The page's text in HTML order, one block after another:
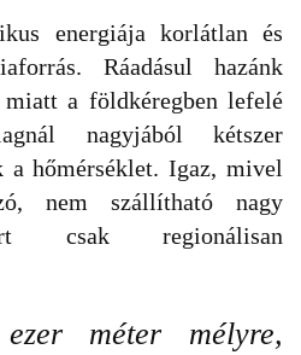
energiája korlátlan és
Ráadásul hazánk
miatt a földkéregben lefelé
nagyjából kétszer
a hőmérséklet. Igaz, mivel
nem szállítható nagy
csak regionálisan
méter mélyre,